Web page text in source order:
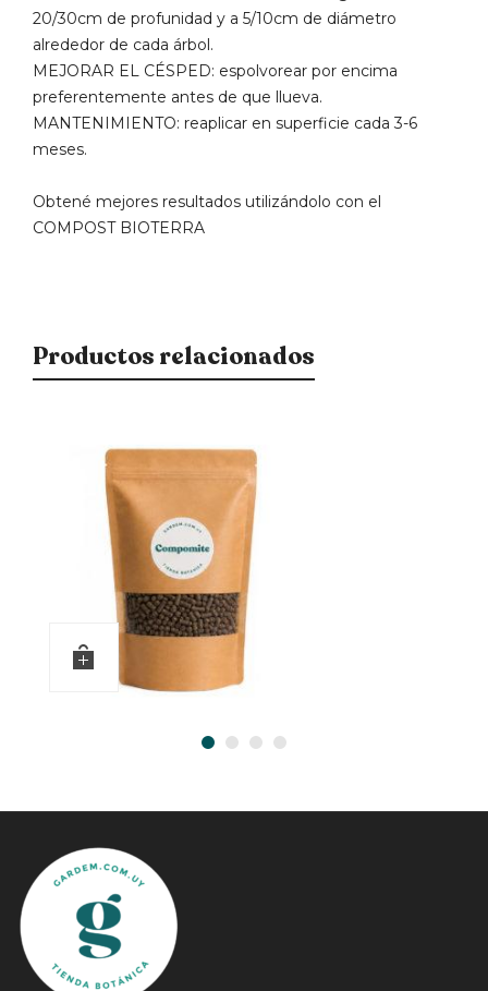
20/30cm de profunidad y a 5/10cm de diámetro
alrededor de cada árbol.
MEJORAR EL CÉSPED: espolvorear por encima
preferentemente antes de que llueva.
MANTENIMIENTO: reaplicar en superficie cada 3-6
meses.
Obtené mejores resultados utilizándolo con el
COMPOST BIOTERRA
Productos relacionados